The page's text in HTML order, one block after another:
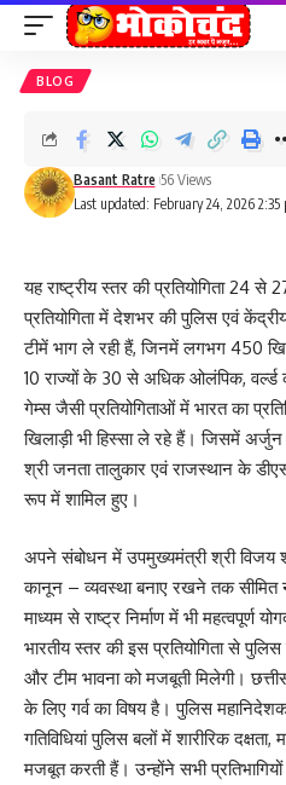
BLOG
Last updated: February 24, 2026 2:35
Basant Ratre 56 Views
यह राष्ट्रीय स्तर की प्रतियोगिता 24
प्रतियोगिता में देशभर की पुलिस एवं
टीमें भाग ले रही हैं, जिनमें लगभग 450
10 राज्यों के 30 से अधिक ओलंपिक,
गेम्स जैसी प्रतियोगिताओं में भारत का
खिलाड़ी भी हिस्सा ले रहे हैं। जिसमें
श्री जनता तालुकार एवं राजस्थान के
रूप में शामिल हुए।
अपने संबोधन में उपमुख्यमंत्री श्री विजय
कानून – व्यवस्था बनाए रखने तक
माध्यम से राष्ट्र निर्माण में भी महत्वपूर्ण
भारतीय स्तर की इस प्रतियोगिता से
और टीम भावना को मजबूती मिलेगी।
के लिए गर्व का विषय है। पुलिस
गतिविधियां पुलिस बलों में शारीरिक
मजबूत करती हैं। उन्होंने सभी